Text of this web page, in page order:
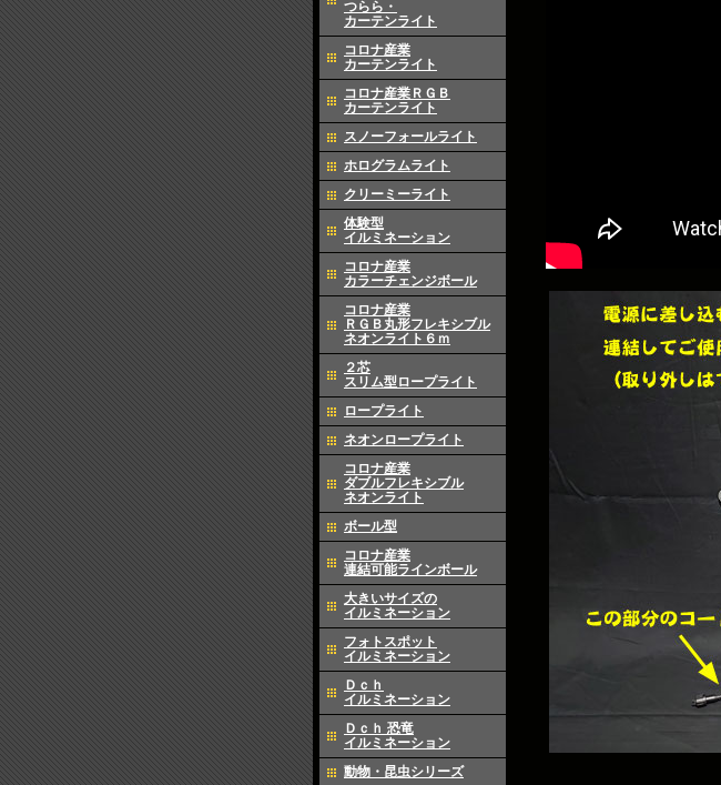
つらら・
カーテンライト
コロナ産業
カーテンライト
コロナ産業ＲＧＢ
カーテンライト
スノーフォールライト
ホログラムライト
クリーミーライト
体験型
イルミネーション
コロナ産業
カラーチェンジボール
コロナ産業
ＲＧＢ丸形フレキシブル
ネオンライト６ｍ
２芯
スリム型ロープライト
ロープライト
ネオンロープライト
コロナ産業
ダブルフレキシブル
ネオンライト
ボール型
コロナ産業
連結可能ラインボール
大きいサイズの
イルミネーション
フォトスポット
イルミネーション
Ｄｃｈ
イルミネーション
Ｄｃｈ 恐竜
イルミネーション
動物・昆虫シリーズ